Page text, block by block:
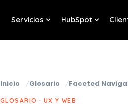
Servicios
Show submenu for
HubSpot
Show
Inicio Glosario Faceted
GLOSARIO · UX Y WEB